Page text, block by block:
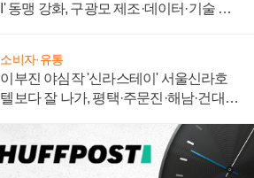
I' 동맹 강화, 구광모 제조·데이터·기술 결
소비자·유통
이부진 야심작 '신라스테이' 서울신라호
텔보다 잘 나가, 평택·주문진·해남·건대로